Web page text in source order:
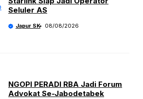
Seluler AS
Japur SK 08/08/2026
NGOPI PERADI RBA Jadi Forum
Advokat Se-Jabodetabek